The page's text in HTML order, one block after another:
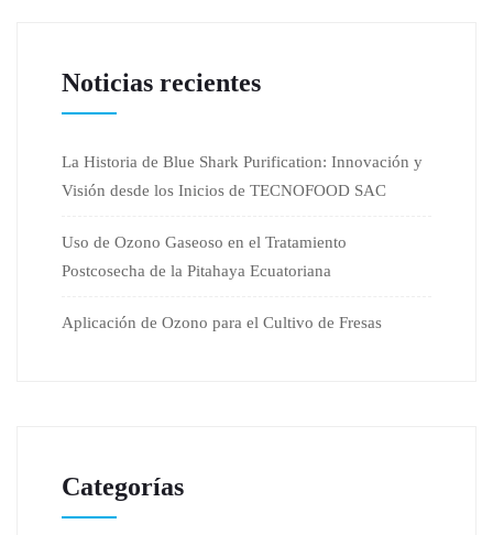
Noticias recientes
La Historia de Blue Shark Purification: Innovación y
Visión desde los Inicios de TECNOFOOD SAC
Uso de Ozono Gaseoso en el Tratamiento
Postcosecha de la Pitahaya Ecuatoriana
Aplicación de Ozono para el Cultivo de Fresas
Categorías